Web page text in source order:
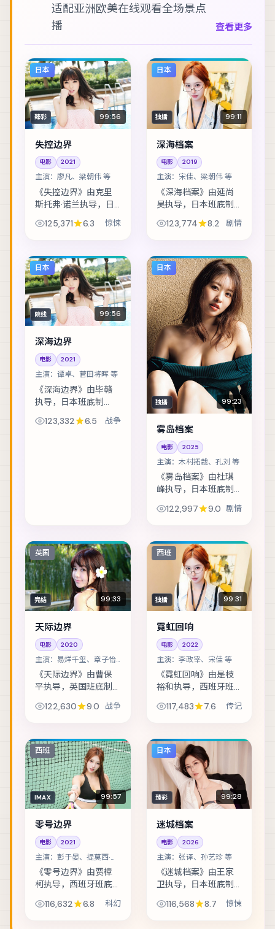
适配亚洲欧美在线观看全场景点
播
查看更多
日本
臻彩 99:56
失控边界
电影 2021
主演： 廖凡、梁朝伟 等
《失控边界》由克里
斯托弗·诺兰执导，日
本班底制作，类型定
位为惊悚。太空站突
员必须在补给耗尽前
自救。主演包括廖
凡、梁朝伟、古天乐...
125,371 6.3 惊悚
日本
独播 99:11
深海档案
电影 2019
主演： 宋佳、梁朝伟 等
《深海档案》由延尚
昊执导，日本班底制
作，类型定位为剧
情。人工智能伦理听
离奇失联。主演包括
宋佳、梁朝伟、全智
贤 等，表演层次丰富...
123,774 8.2 剧情
日本
院线 99:56
深海边界
电影 2021
主演： 谭卓、菅田将晖 等
《深海边界》由毕赣
执导，日本班底制
争。人工智能伦理听
123,332 6.5 战争
日本
独播 99:23
雾岛档案
电影 2025
主演： 木村拓哉、孔刘 等
《雾岛档案》由杜琪
峰执导，日本班底制
情。马戏团巡演最后
主演包括木村拓哉、
孔刘、朱一龙 等，表...
122,997 9.0 剧情
英国
完结 99:33
天际边界
电影 2020
主演： 易烊千玺、章子怡
等
《天际边界》由曹保
平执导，英国班底制
争。古籍修复师发现
主演包括易烊千玺、
章子怡、提莫西·查拉...
122,630 9.0 战争
西班
独播 99:31
霓虹回响
电影 2022
主演： 李政宰、宋佳 等
《霓虹回响》由是枝
裕和执导，西班牙班
传记。退役特工重返
演包括李政宰、宋
佳、胡歌 等，表演层...
117,483 7.6 传记
西班
IMAX 99:57
零号边界
电影 2021
主演： 彭于晏、提莫西·查
拉梅 等
《零号边界》由贾樟
柯执导，西班牙班底
幻。太空站突发通讯
116,632 6.8 科幻
日本
臻彩 99:28
迷城档案
电影 2026
主演： 张译、孙艺珍 等
《迷城档案》由王家
卫执导，日本班底制
悚。暴风雪封山，旅
116,568 8.7 惊悚